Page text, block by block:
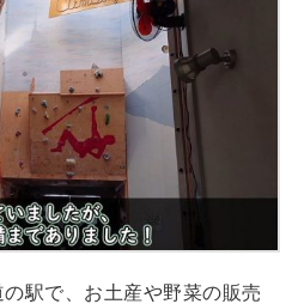
駅で、お土産や野菜の販売